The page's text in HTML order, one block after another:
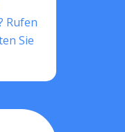
Rufen
Sie